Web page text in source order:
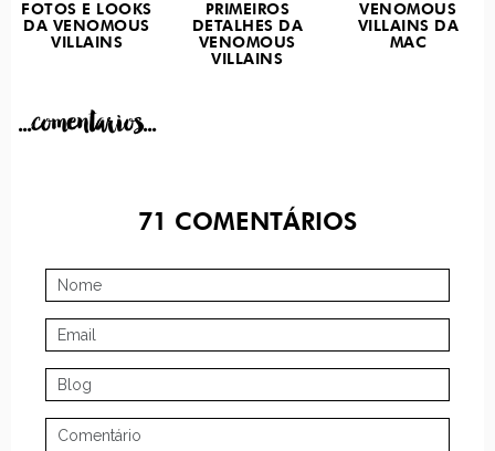
FOTOS E LOOKS
DA VENOMOUS
VILLAINS
PRIMEIROS
DETALHES DA
VENOMOUS
VILLAINS
VENOMOUS
VILLAINS DA
MAC
...comentarios...
71 COMENTÁRIOS